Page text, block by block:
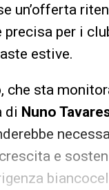
un’offerta
per i
estive.
che sta
di Nuno
e